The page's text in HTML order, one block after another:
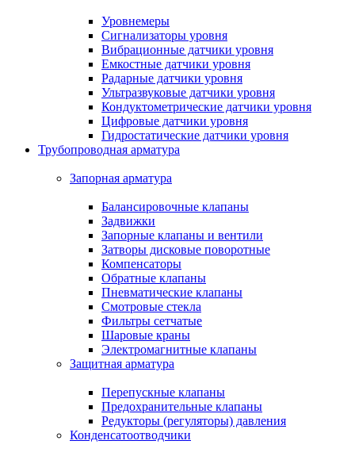
Уровнемеры
Сигнализаторы уровня
Вибрационные датчики уровня
Емкостные датчики уровня
Радарные датчики уровня
Ультразвуковые датчики уровня
Кондуктометрические датчики уровня
Цифровые датчики уровня
Гидростатические датчики уровня
Трубопроводная арматура
Запорная арматура
Балансировочные клапаны
Задвижки
Запорные клапаны и вентили
Затворы дисковые поворотные
Компенсаторы
Обратные клапаны
Пневматические клапаны
Смотровые стекла
Фильтры сетчатые
Шаровые краны
Электромагнитные клапаны
Защитная арматура
Перепускные клапаны
Предохранительные клапаны
Редукторы (регуляторы) давления
Конденсатоотводчики